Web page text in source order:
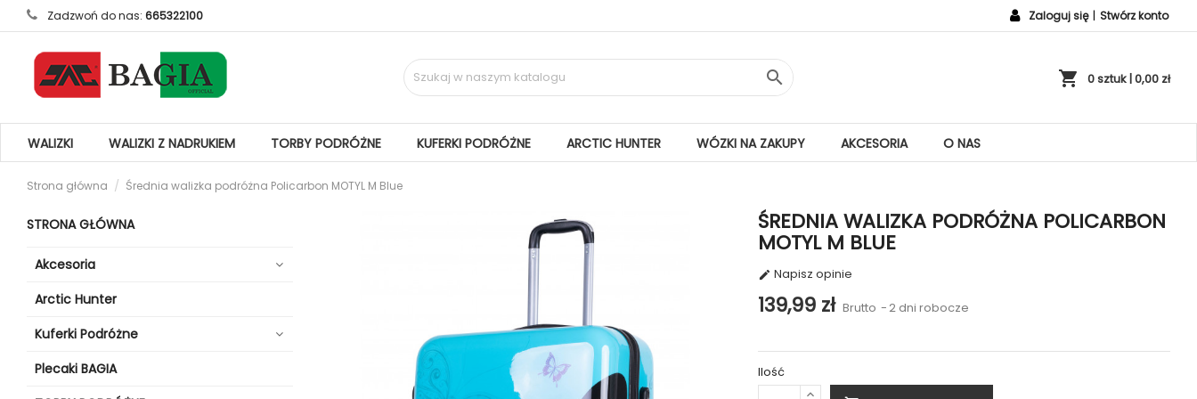
Zadzwoń do nas: 665322100 Zaloguj się | Stwórz konto
 shopping_cart 0 sztuk| 0,00 zł
WALIZKI WALIZKI Z NADRUKIEM TORBY PODRÓŻNE KUFERKI PODRÓŻNE ARCTIC HUNTER WÓZKI NA ZAKUPY AKCESORIA O NAS
Strona główna Średnia walizka podróżna Policarbon MOTYL M Blue
STRONA GŁÓWNA
Akcesoria
Arctic Hunter
Kuferki Podróżne
Plecaki BAGIA
ŚREDNIA WALIZKA PODRÓŻNA POLICARBON
MOTYL M BLUE
 Napisz opinie
139,99 zł Brutto 2 dni robocze
Ilość